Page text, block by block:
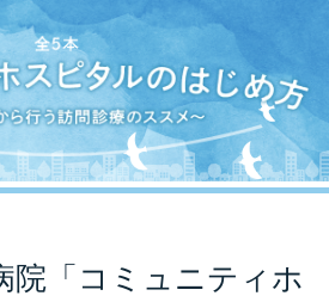
のはじめ方～中小病院から行う訪
院「コミュニティホ